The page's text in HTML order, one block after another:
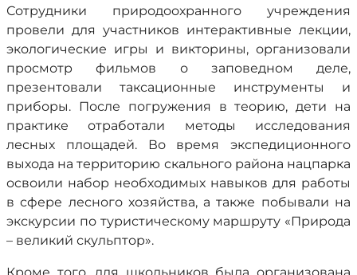
Сотрудники природоохранного учреждения
провели для участников интерактивные лекции,
экологические игры и викторины, организовали
просмотр фильмов о заповедном деле,
презентовали таксационные инструменты и
приборы. После погружения в теорию, дети на
практике отработали методы исследования
лесных площадей. Во время экспедиционного
выхода на территорию скального района нацпарка
освоили набор необходимых навыков для работы
в сфере лесного хозяйства, а также побывали на
экскурсии по туристическому маршруту «Природа
– великий скульптор».